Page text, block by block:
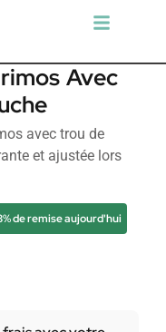
Avec
avec trou de
et ajustée lors
de remise aujourd'hui